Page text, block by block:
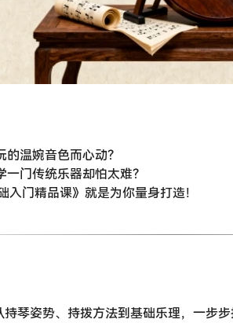
温婉音色而心动？
一门传统乐器却怕太难？
入门精品课》就是为你量身打造！
持琴姿势、持拨方法到基础乐理，一步步